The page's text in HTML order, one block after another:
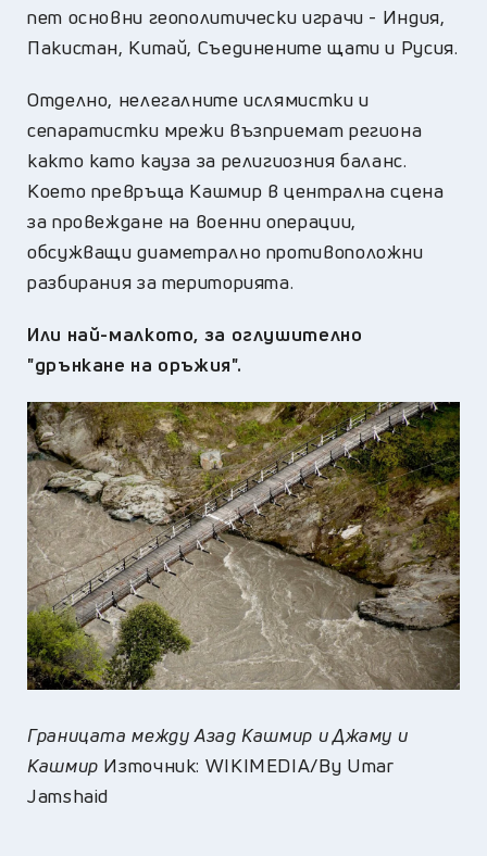
пет основни геополитически играчи - Индия,
Пакистан, Китай, Съединените щати и Русия.
Отделно, нелегалните ислямистки и
сепаратистки мрежи възприемат региона
както като кауза за религиозния баланс.
Което превръща Кашмир в централна сцена
за провеждане на военни операции,
обсужващи диаметрално противоположни
разбирания за територията.
Или най-малкото, за оглушително
"дрънкане на оръжия".
Границата между Азад Кашмир и Джаму и
Кашмир Източник: WIKIMEDIA/By Umar
Jamshaid